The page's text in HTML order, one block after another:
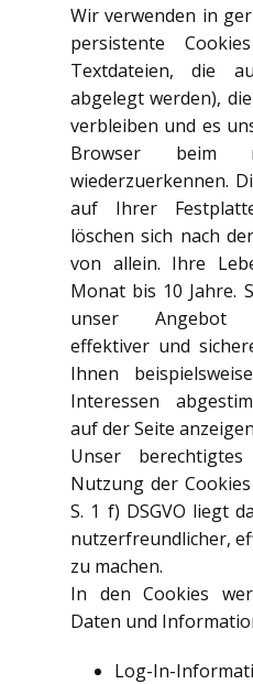
Wir verwenden in
persistente
Textdateien, die
abgelegt werden),
verbleiben und es
Browser beim
wiederzuerkennen.
auf Ihrer
löschen sich nach
von allein. Ihre
Monat bis 10 Jahre.
unser Angebot
effektiver und
Ihnen
Interessen
auf der Seite
Unser
Nutzung der
S. 1 f) DSGVO liegt
nutzerfreundlicher,
zu machen.
In den Cookies
Daten und
Log-In-